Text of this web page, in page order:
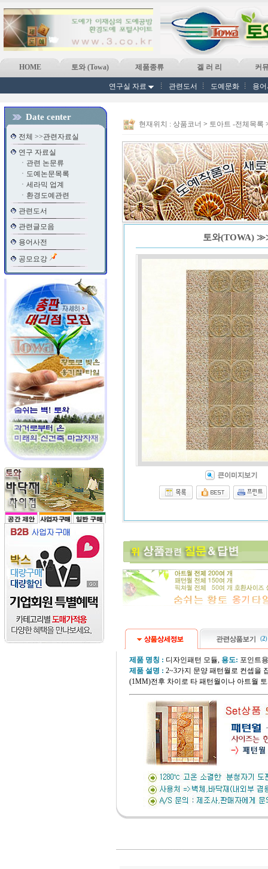
HOME 토와 (Towa) 제품종류 겔 러 리 커
연구실 자료 관련도서 도예문화 용
Date center
전체 >>관련자료실
연구 자료실
ㆍ 관련 논문류
ㆍ 도예논문목록
ㆍ 세라믹 업계
ㆍ 환경도예관련
관련도서
관련글모음
용어사전
공모요강
현재위치 : 상품코너 > 토아트 -전체목록
토와(TOWA)
(2)
제품 명칭 : 디자인패턴 모듈,용도: 포인트
제품 설명 : 2~3가지 문양 패턴월로 컨셉을
(1MM)전후 차이로 타 패턴월이나 아트월